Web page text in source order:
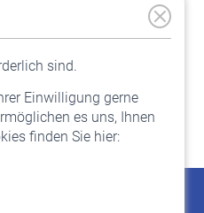
sind.
Einwilligung gerne
es uns, Ihnen
finden Sie hier: